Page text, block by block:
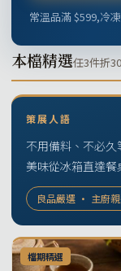
常溫品滿 $599,冷
本檔精選任3件折
策展人語
不用備料、不必久
美味從冰箱直達餐
良品嚴選 · 主廚
檔期精選